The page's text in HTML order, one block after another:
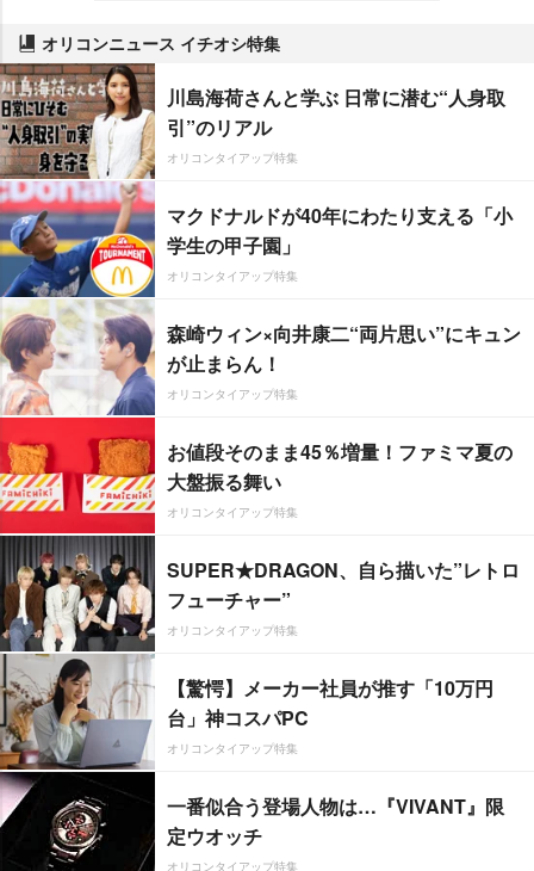
オリコンニュース イチオシ特集
川島海荷さんと学ぶ 日常に潜む“人身取
引”のリアル
オリコンタイアップ特集
マクドナルドが40年にわたり支える「小
学生の甲子園」
オリコンタイアップ特集
森崎ウィン×向井康二“両片思い”にキュン
が止まらん！
オリコンタイアップ特集
お値段そのまま45％増量！ファミマ夏の
大盤振る舞い
オリコンタイアップ特集
SUPER★DRAGON、自ら描いた”レトロ
フューチャー”
オリコンタイアップ特集
【驚愕】メーカー社員が推す「10万円
台」神コスパPC
オリコンタイアップ特集
一番似合う登場人物は…『VIVANT』限
定ウオッチ
オリコンタイアップ特集